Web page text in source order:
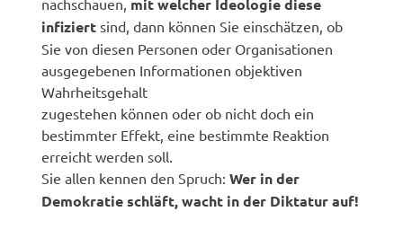
infiziert sind, dann können Sie einschätzen, ob
Sie von diesen Personen oder Organisationen
ausgegebenen Informationen objektiven
Wahrheitsgehalt
zugestehen können oder ob nicht doch ein
bestimmter Effekt, eine bestimmte Reaktion
erreicht werden soll.
Sie allen kennen den Spruch:Wer in der
Demokratie schläft, wacht in der Diktatur auf!